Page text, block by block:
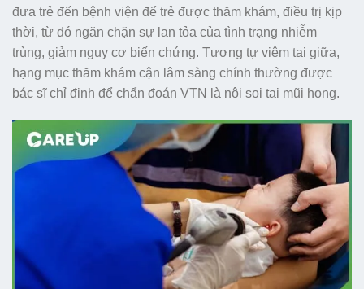
đưa trẻ đến bệnh viện để trẻ được thăm khám, điều trị kịp
thời, từ đó ngăn chặn sự lan tỏa của tình trạng nhiễm
trùng, giảm nguy cơ biến chứng. Tương tự viêm tai giữa,
hạng mục thăm khám cận lâm sàng chính thường được
bác sĩ chỉ định để chẩn đoán VTN là nội soi tai mũi họng.